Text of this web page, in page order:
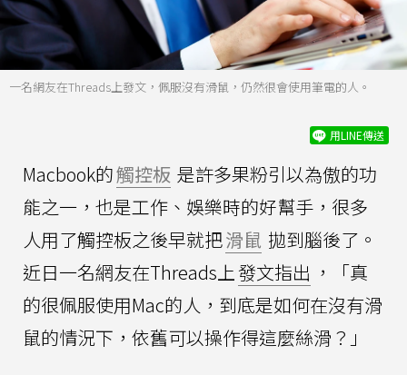
一名網友在Threads上發文，佩服沒有滑鼠，仍然很會使用筆電的人。
用LINE傳送
Macbook的觸控板 是許多果粉引以為傲的功
能之一，也是工作、娛樂時的好幫手，很多
人用了觸控板之後早就把滑鼠 拋到腦後了。
近日一名網友在Threads上發文指出 ，「真
的很佩服使用Mac的人，到底是如何在沒有滑
鼠的情況下，依舊可以操作得這麼絲滑？」